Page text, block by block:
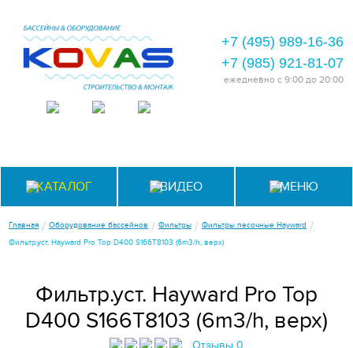
+7 (495) 989-16-36
+7 (985) 921-81-07
ежедневно с 9:00 до 20:00
КАТАЛОГ ВИДЕО МЕНЮ
Главная / Оборудование бассейнов / Фильтры / Фильтры песочные Hayward /
Фильтр.уст. Hayward Pro Top D400 S166T8103 (6m3/h, верх)
Фильтр.уст. Hayward Pro Top
D400 S166T8103 (6m3/h, верх)
Отзывы 0